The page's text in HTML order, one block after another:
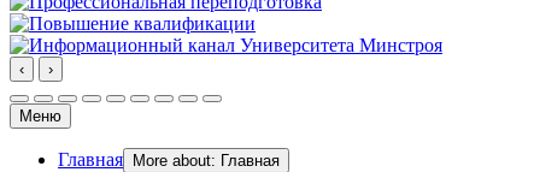
‹ ›
Меню
Главная More about: Главная